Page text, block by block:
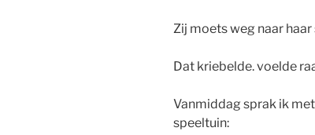
Zij moets weg naar
Dat kriebelde. voelde
Vanmiddag sprak ik
speeltuin: